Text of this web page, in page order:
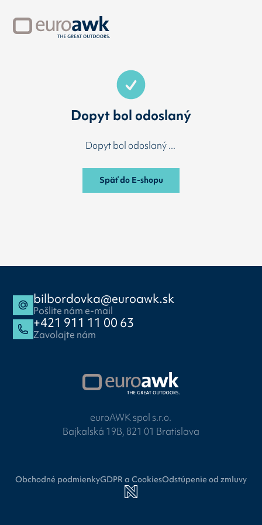
Dopyt bol odoslaný
Dopyt bol odoslaný ...
Späť do E-shopu
bilbordovka@euroawk.sk
Pošlite nám e-mail
+421 911 11 00 63
Zavolajte nám
euroAWK spol s.r.o.
Bajkalská 19B, 821 01 Bratislava
Obchodné podmienkyGDPR a CookiesOdstúpenie od zmluvy